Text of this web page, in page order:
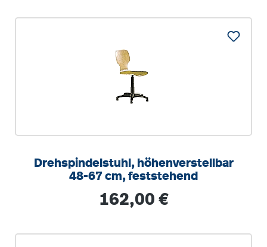
Drehspindelstuhl, höhenverstellbar
48-67 cm, feststehend
Regulärer Preis:
162,00 €